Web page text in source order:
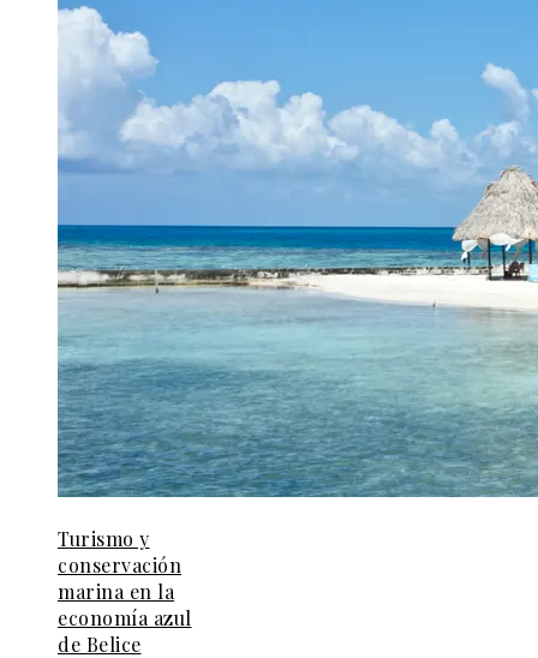
Turismo y
conservación
marina en la
economía azul
de Belice